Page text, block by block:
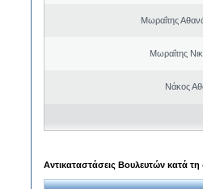
Μωραΐτης
Μωραΐτης
Νάκος
Αντικαταστάσεις Βουλευτών κατά τη